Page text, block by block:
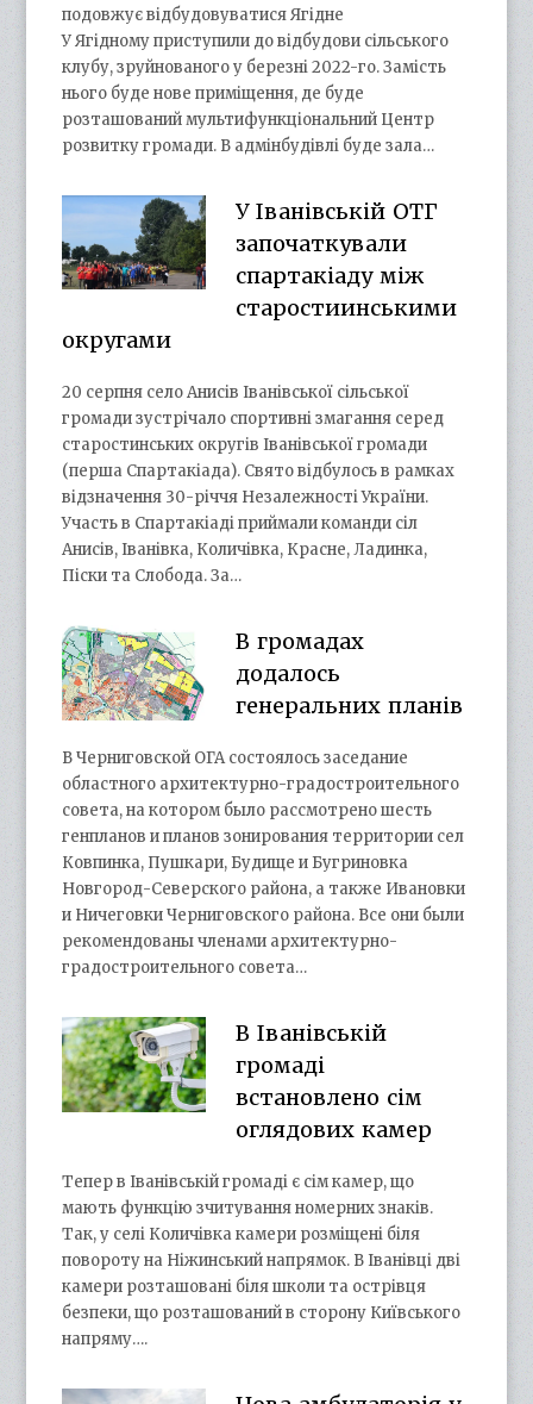
подовжує відбудовуватися Ягідне
У Ягідному приступили до відбудови сільського
клубу, зруйнованого у березні 2022-го. Замість
нього буде нове приміщення, де буде
розташований мультифункціональний Центр
розвитку громади. В адмінбудівлі буде зала…
У Іванівській ОТГ
започаткували
спартакіаду між
старостиинськими
округами
20 серпня село Анисів Іванівської сільської
громади зустрічало спортивні змагання серед
старостинських округів Іванівської громади
(перша Спартакіада). Свято відбулось в рамках
відзначення 30-річчя Незалежності України.
Участь в Спартакіаді приймали команди сіл
Анисів, Іванівка, Количівка, Красне, Ладинка,
Піски та Слобода. За…
В громадах
додалось
генеральних планів
В Черниговской ОГА состоялось заседание
областного архитектурно-градостроительного
совета, на котором было рассмотрено шесть
генпланов и планов зонирования территории сел
Ковпинка, Пушкари, Будище и Бугриновка
Новгород-Северского района, а также Ивановки
и Ничеговки Черниговского района. Все они были
рекомендованы членами архитектурно-
градостроительного совета…
В Іванівській
громаді
встановлено сім
оглядових камер
Тепер в Іванівській громаді є сім камер, що
мають функцію зчитування номерних знаків.
Так, у селі Количівка камери розміщені біля
повороту на Ніжинський напрямок. В Іванівці дві
камери розташовані біля школи та острівця
безпеки, що розташований в сторону Київського
напряму….